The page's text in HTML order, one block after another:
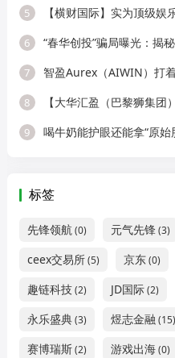
5 【横财国际】实为顶级娱乐
6 “春华创投”骗局曝光：揭
7 智盈Aurex（AIWIN）打着AI量
8 【大华汇盈（巴黎狮集团）】资金
9 喝牛奶能护眼还能拿“原始
标签
先锋领航(0) 元气先锋(3)
ceex交易所(5) 京东(0)
趣链科技(2) JD国际(2)
永乐盛典(3) 煜志金融 (15)
赛博瑞斯(2) 游戏出海(0)